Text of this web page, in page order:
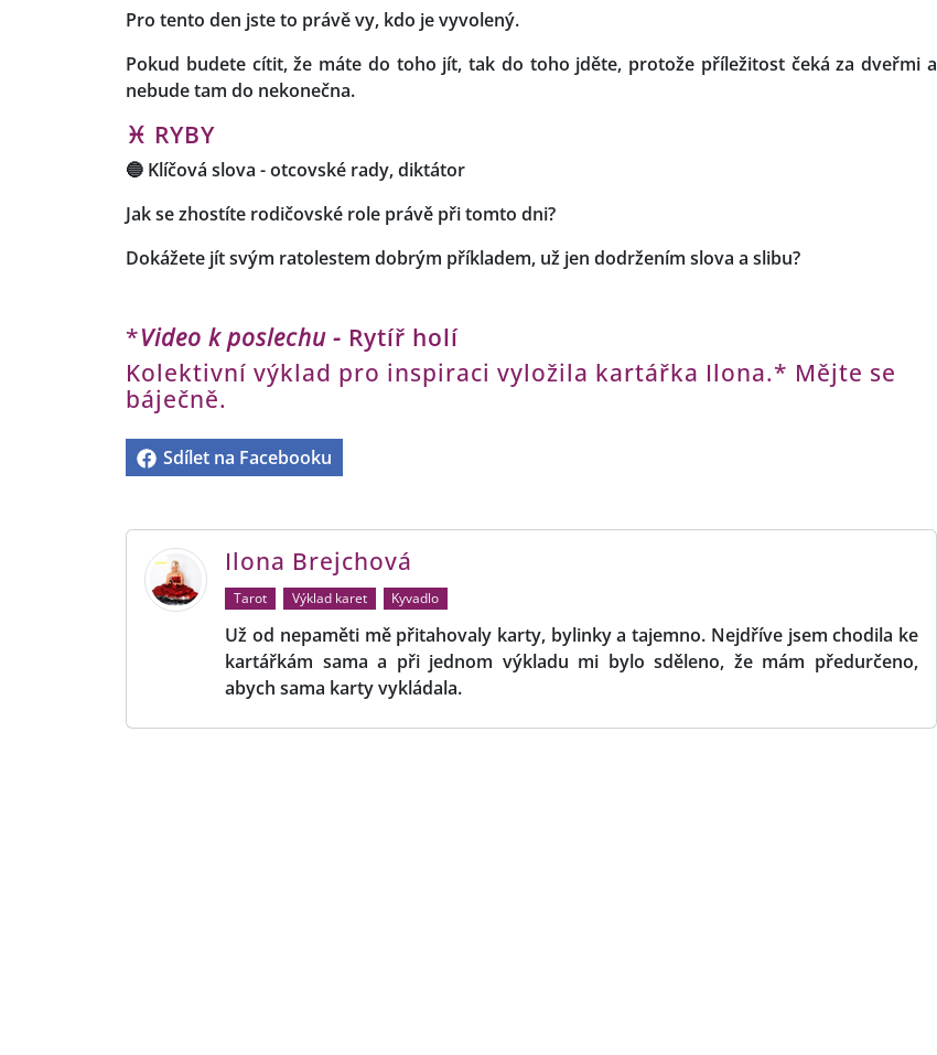
Pro tento den jste to právě vy, kdo je vyvolený.
Pokud budete cítit, že máte do toho jít, tak do toho jděte, protože příležitost čeká za dveřmi a
nebude tam do nekonečna.
♓ RYBY
🔵 Klíčová slova -otcovské rady, diktátor
Jak se zhostíte rodičovské role právě při tomto dni?
Dokážete jít svým ratolestem dobrým příkladem, už jen dodržením slova a slibu?
*Video k poslechu - Rytíř holí
Kolektivní výklad pro inspiraci vyložila kartářka Ilona.* Mějte se
báječně.
Sdílet na Facebooku
Ilona Brejchová
Tarot Výklad karet Kyvadlo
Už od nepaměti mě přitahovaly karty, bylinky a tajemno. Nejdříve jsem chodila ke
kartářkám sama a při jednom výkladu mi bylo sděleno, že mám předurčeno,
abych sama karty vykládala.